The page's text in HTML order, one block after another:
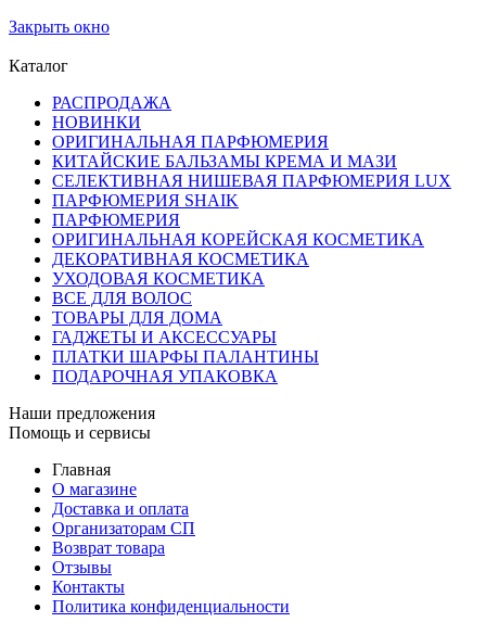
Закрыть окно
Каталог
РАСПРОДАЖА
НОВИНКИ
ОРИГИНАЛЬНАЯ ПАРФЮМЕРИЯ
КИТАЙСКИЕ БАЛЬЗАМЫ КРЕМА И МАЗИ
СЕЛЕКТИВНАЯ НИШЕВАЯ ПАРФЮМЕРИЯ LUX
ПАРФЮМЕРИЯ SHAIK
ПАРФЮМЕРИЯ
ОРИГИНАЛЬНАЯ КОРЕЙСКАЯ КОСМЕТИКА
ДЕКОРАТИВНАЯ КОСМЕТИКА
УХОДОВАЯ КОСМЕТИКА
ВСЕ ДЛЯ ВОЛОС
ТОВАРЫ ДЛЯ ДОМА
ГАДЖЕТЫ И АКСЕССУАРЫ
ПЛАТКИ ШАРФЫ ПАЛАНТИНЫ
ПОДАРОЧНАЯ УПАКОВКА
Наши предложения
Помощь и сервисы
Главная
О магазине
Доставка и оплата
Организаторам СП
Возврат товара
Отзывы
Контакты
Политика конфиденциальности